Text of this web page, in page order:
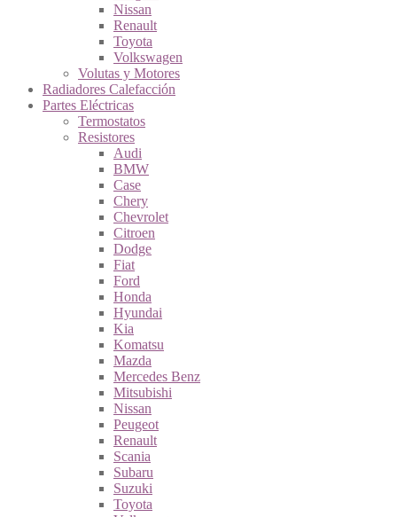
Nissan
Renault
Toyota
Volkswagen
Volutas y Motores
Radiadores Calefacción
Partes Eléctricas
Termostatos
Resistores
Audi
BMW
Case
Chery
Chevrolet
Citroen
Dodge
Fiat
Ford
Honda
Hyundai
Kia
Komatsu
Mazda
Mercedes Benz
Mitsubishi
Nissan
Peugeot
Renault
Scania
Subaru
Suzuki
Toyota